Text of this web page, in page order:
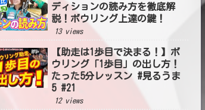
ディションの読み方を徹底解
説！ボウリング上達の鍵！
13 views
【助走は1歩目で決まる！】ボ
ウリング「1歩目」の出し方！
たった5分レッスン #見るうま
5 #21
12 views